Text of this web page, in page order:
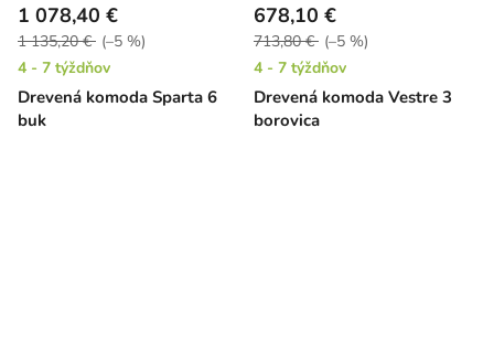
Drevená komoda Sparta 6
buk
1 078,40 €
1 135,20 € (–5 %)
4 - 7 týždňov
Drevená komoda Vestre 3
borovica
678,10 €
713,80 € (–5 %)
4 - 7 týždňov